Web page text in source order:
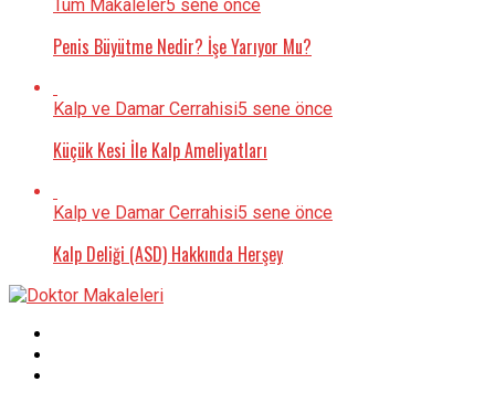
Tüm Makaleler5 sene önce
Penis Büyütme Nedir? İşe Yarıyor Mu?
Kalp ve Damar Cerrahisi5 sene önce
Küçük Kesi İle Kalp Ameliyatları
Kalp ve Damar Cerrahisi5 sene önce
Kalp Deliği (ASD) Hakkında Herşey